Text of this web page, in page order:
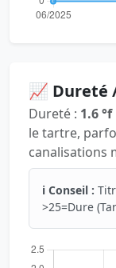
📈 Dureté
Dureté : 1.6 °f
le tartre,
canalisations
ℹ️ Conseil :
>25=Dure